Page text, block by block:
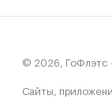
© 2026, ГоФлэтс
Сайты,